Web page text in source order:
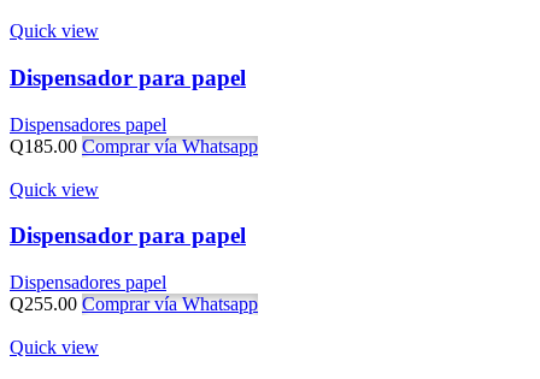
Quick view
Dispensador para papel
Dispensadores papel
Q185.00 Comprar vía Whatsapp
Quick view
Dispensador para papel
Dispensadores papel
Q255.00 Comprar vía Whatsapp
Quick view